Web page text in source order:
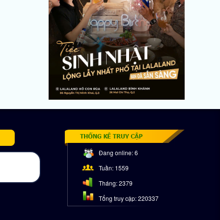
Đang online:6
Tuần: 1559
Tháng:2379
Tổng truy cập:220337